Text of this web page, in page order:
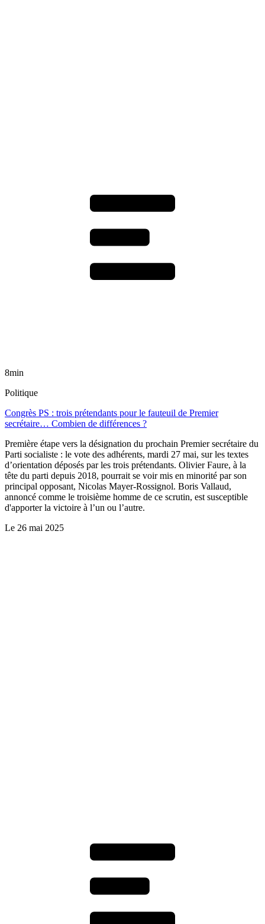
8min
Politique
Congrès PS : trois prétendants pour le fauteuil de Premier
secrétaire… Combien de différences ?
Première étape vers la désignation du prochain Premier secrétaire du
Parti socialiste : le vote des adhérents, mardi 27 mai, sur les textes
d’orientation déposés par les trois prétendants. Olivier Faure, à la
tête du parti depuis 2018, pourrait se voir mis en minorité par son
principal opposant, Nicolas Mayer-Rossignol. Boris Vallaud,
annoncé comme le troisième homme de ce scrutin, est susceptible
d'apporter la victoire à l’un ou l’autre.
Le 26 mai 2025